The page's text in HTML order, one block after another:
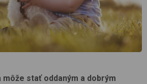
môže stať oddaným a dobrým